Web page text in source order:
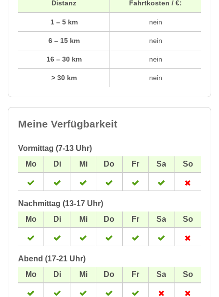
Distanz
1 – 5 km
6 – 15 km
16 – 30 km
> 30 km
Fahrtkosten / €:
nein
nein
nein
nein
Meine Verfügbarkeit
Vormittag (7-13 Uhr)
Nachmittag (13-17 Uhr)
Abend (17-21 Uhr)